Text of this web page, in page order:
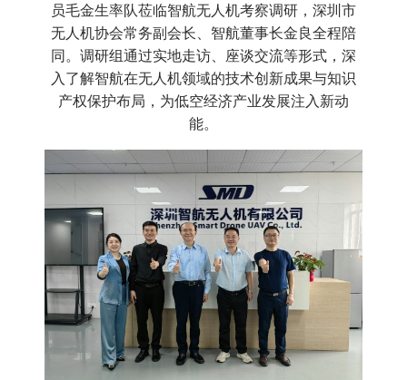
员毛金生率队莅临智航无人机考察调研，深圳市
无人机协会常务副会长、智航董事长金良全程陪
同。调研组通过实地走访、座谈交流等形式，深
入了解智航在无人机领域的技术创新成果与知识
产权保护布局，为低空经济产业发展注入新动
能。